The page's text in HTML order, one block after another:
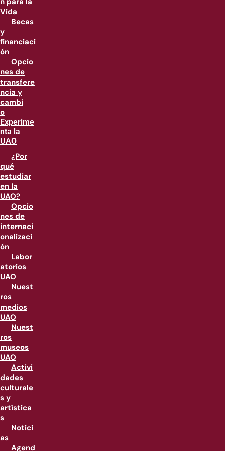
Vida
Becas
y
financiaci
ón
Opcio
nes de
transfere
ncia y
cambi
o
Experime
nta la
UAO
¿Por
qué
estudiar
en la
UAO?
Opcio
nes de
internaci
onalizaci
ón
Labor
atorios
UAO
Nuest
ros
medios
UAO
Nuest
ros
museos
UAO
Activi
dades
culturale
s y
artística
s
Notici
as
Agend